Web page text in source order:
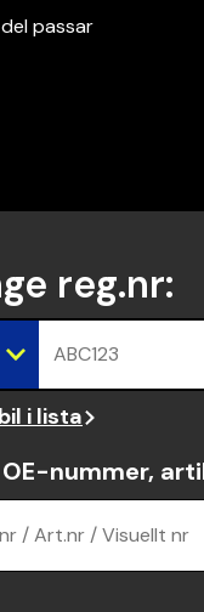
passar
reg.nr:
ABC123
i lista
OE-nummer,
/ Art.nr / Visuellt nr